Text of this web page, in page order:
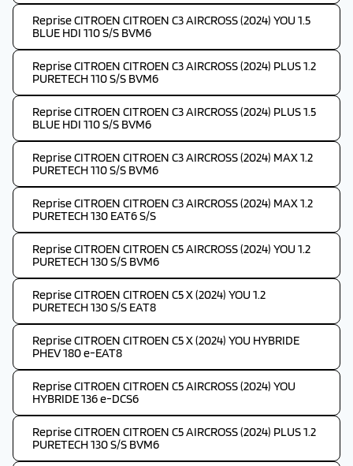
Reprise CITROEN CITROEN C3 AIRCROSS (2024) YOU 1.5
BLUE HDI 110 S/S BVM6
Reprise CITROEN CITROEN C3 AIRCROSS (2024) PLUS 1.2
PURETECH 110 S/S BVM6
Reprise CITROEN CITROEN C3 AIRCROSS (2024) PLUS 1.5
BLUE HDI 110 S/S BVM6
Reprise CITROEN CITROEN C3 AIRCROSS (2024) MAX 1.2
PURETECH 110 S/S BVM6
Reprise CITROEN CITROEN C3 AIRCROSS (2024) MAX 1.2
PURETECH 130 EAT6 S/S
Reprise CITROEN CITROEN C5 AIRCROSS (2024) YOU 1.2
PURETECH 130 S/S BVM6
Reprise CITROEN CITROEN C5 X (2024) YOU 1.2
PURETECH 130 S/S EAT8
Reprise CITROEN CITROEN C5 X (2024) YOU HYBRIDE
PHEV 180 e-EAT8
Reprise CITROEN CITROEN C5 AIRCROSS (2024) YOU
HYBRIDE 136 e-DCS6
Reprise CITROEN CITROEN C5 AIRCROSS (2024) PLUS 1.2
PURETECH 130 S/S BVM6